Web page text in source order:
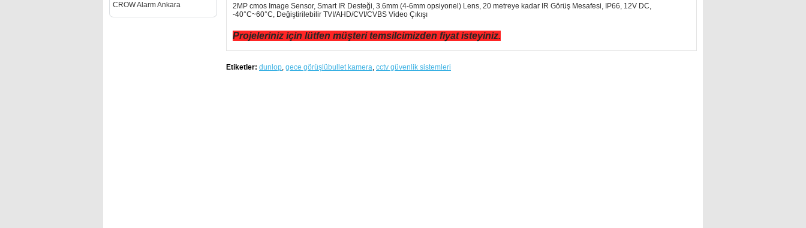
CROW Alarm Ankara
2MP cmos Image Sensor, Smart IR Desteği, 3.6mm (4-6mm opsiyonel) Lens, 20 metreye kadar IR Görüş Mesafesi, IP66, 12V DC,
-40°C~60°C, Değiştirilebilir TVI/AHD/CVI/CVBS Video Çıkışı
Projeleriniz için lütfen müşteri temsilcimizden fiyat isteyiniz.
Etiketler: dunlop, gece görüşlübullet kamera, cctv güvenlik sistemleri